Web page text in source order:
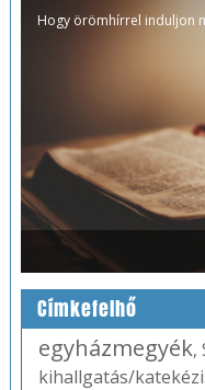
Hogy örömhírrel induljon
Címkefelhő
egyházmegyék,
kihallgatás/